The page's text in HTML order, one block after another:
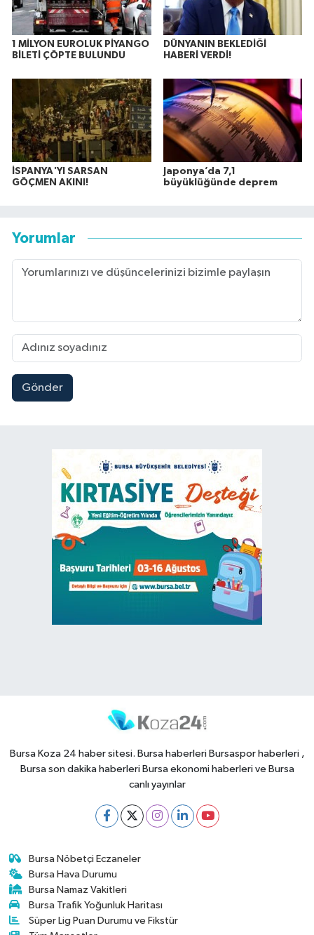
1 MİLYON EUROLUK PİYANGO
BİLETİ ÇÖPTE BULUNDU
DÜNYANIN BEKLEDİĞİ
HABERİ VERDİ!
İSPANYA'YI SARSAN
GÖÇMEN AKINI!
Japonya’da 7,1
büyüklüğünde deprem
Yorumlar
Gönder
Bursa Koza 24 haber sitesi. Bursa haberleri Bursaspor haberleri ,
Bursa son dakika haberleri Bursa ekonomi haberleri ve Bursa
canlı yayınlar
Bursa Nöbetçi Eczaneler
Bursa Hava Durumu
Bursa Namaz Vakitleri
Bursa Trafik Yoğunluk Haritası
Süper Lig Puan Durumu ve Fikstür